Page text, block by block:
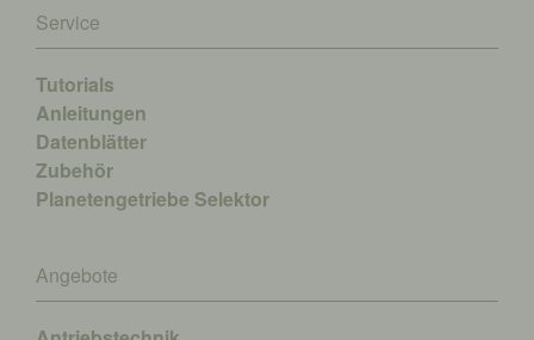
Service
Tutorials
Anleitungen
Datenblätter
Zubehör
Planetengetriebe Selektor
Angebote